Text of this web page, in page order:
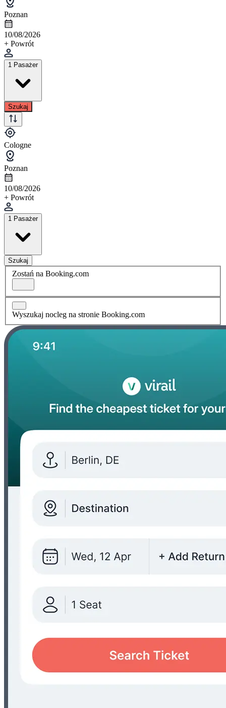
Poznan
10/08/2026
+ Powrót
1 Pasażer
Szukaj
Cologne
Poznan
10/08/2026
+ Powrót
1 Pasażer
Szukaj
Zostań na Booking.com
Wyszukaj nocleg na stronie Booking.com